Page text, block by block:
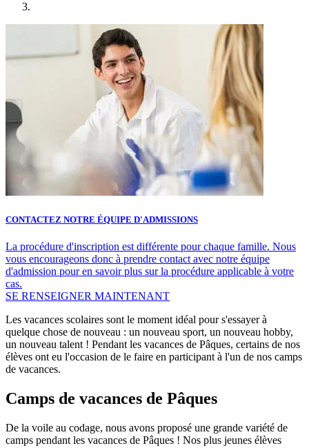
CONTACTEZ NOTRE ÉQUIPE D'ADMISSIONS
La procédure d'inscription est différente pour chaque famille. Nous
vous encourageons donc à prendre contact avec notre équipe
d'admission pour en savoir plus sur la procédure applicable à votre
cas.
SE RENSEIGNER MAINTENANT
Les vacances scolaires sont le moment idéal pour s'essayer à
quelque chose de nouveau : un nouveau sport, un nouveau hobby,
un nouveau talent ! Pendant les vacances de Pâques, certains de nos
élèves ont eu l'occasion de le faire en participant à l'un de nos camps
de vacances.
Camps de vacances de Pâques
De la voile au codage, nous avons proposé une grande variété de
camps pendant les vacances de Pâques ! Nos plus jeunes élèves